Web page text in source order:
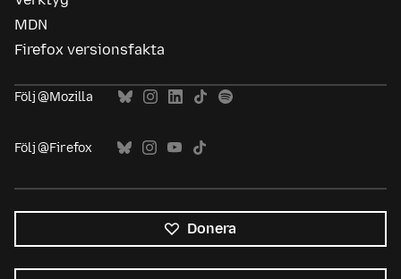
MDN
Firefox versionsfakta
Följ @Mozilla
Följ @Firefox
Donera
språk
Språk